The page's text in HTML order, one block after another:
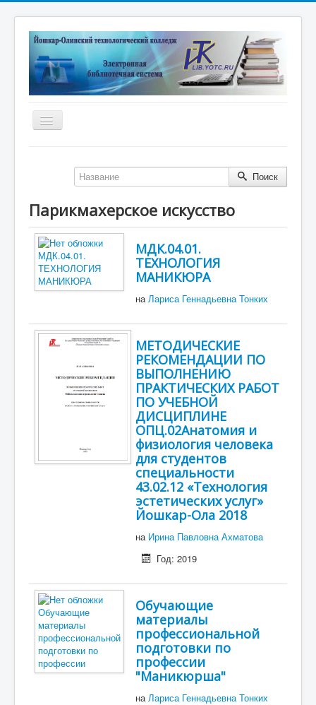
Включить/
выключить
Электронная библиотека
Книжные выставки
Единое окно
Новые поступления
Научные публикации преподавателей
Поиск
Парикмахерское искусство
МДК.04.01.
ТЕХНОЛОГИЯ
МАНИКЮРА
наЛариса Геннадьевна Тонких
МЕТОДИЧЕСКИЕ
РЕКОМЕНДАЦИИ ПО
ВЫПОЛНЕНИЮ
ПРАКТИЧЕСКИХ РАБОТ
ПО УЧЕБНОЙ
ДИСЦИПЛИНЕ
ОПЦ.02Анатомия и
физиология человека
для студентов
специальности
43.02.12 «Технология
эстетических услуг»
Йошкар-Ола 2018
на Ирина Павловна Ахматова
Год: 2019
Обучающие
материалы
профессиональной
подготовки по
профессии
"Маникюрша"
наЛариса Геннадьевна Тонких